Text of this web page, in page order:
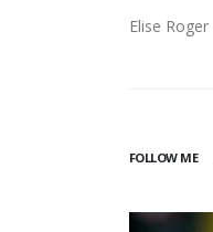
Elise
FOLLOW ME